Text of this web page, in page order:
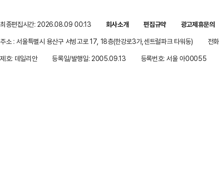
최종편집시간: 2026.08.09 00:13 회사소개 편집규약
광고제휴문의
주소 : 서울특별시 용산구 서빙고로 17, 18층(한강로3가,센트럴파크 타워동)
전
제호: 데일리안
등록일/발행일: 2005.09.13 등록번호: 서울 아00055